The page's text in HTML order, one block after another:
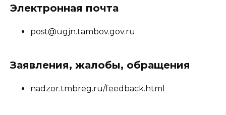
Электронная почта
post@ugjn.tambov.gov.ru
Заявления, жалобы, обращения
nadzor.tmbreg.ru/feedback.html